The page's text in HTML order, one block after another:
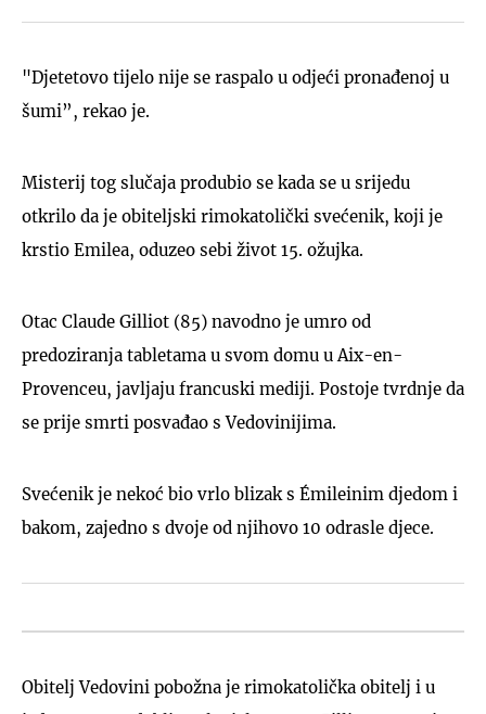
"Djetetovo tijelo nije se raspalo u odjeći pronađenoj u
šumi”, rekao je.
Misterij tog slučaja produbio se kada se u srijedu
otkrilo da je obiteljski rimokatolički svećenik, koji je
krstio Emilea, oduzeo sebi život 15. ožujka.
Otac Claude Gilliot (85) navodno je umro od
predoziranja tabletama u svom domu u Aix-en-
Provenceu, javljaju francuski mediji. Postoje tvrdnje da
se prije smrti posvađao s Vedovinijima.
Svećenik je nekoć bio vrlo blizak s Émileinim djedom i
bakom, zajedno s dvoje od njihovo 10 odrasle djece.
Obitelj Vedovini pobožna je rimokatolička obitelj i u